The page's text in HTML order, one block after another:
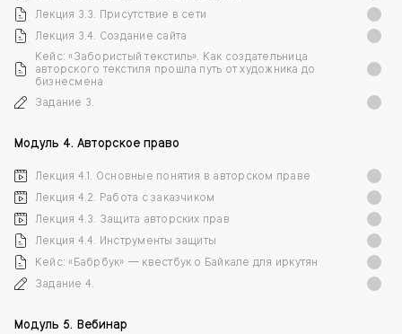
Лекция 3.3. Присутствие в сети
Лекция 3.4. Создание сайта
Кейс: «Забористый текстиль». Как создательница
авторского текстиля прошла путь от художника до
бизнесмена
Задание 3.
Модуль 4. Авторское право
Лекция 4.1. Основные понятия в авторском праве
Лекция 4.2. Работа с заказчиком
Лекция 4.3. Защита авторских прав
Лекция 4.4. Инструменты защиты
Кейс: «Бабрбук» — квестбук о Байкале для иркутян
Задание 4.
Модуль 5. Вебинар